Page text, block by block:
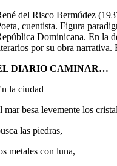
del Risco Bermúdez
cuentista. Figura
Dominicana. En la
por su obra narrativa.
DIARIO CAMINAR…
la ciudad
mar besa levemente los
las piedras,
metales con luna,